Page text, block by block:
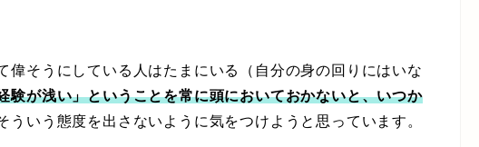
そうにしている人はたまにいる（自分の身の回りにはいな
験が浅い」ということを常に頭においておかないと、いつか
ういう態度を出さないように気をつけようと思っています。